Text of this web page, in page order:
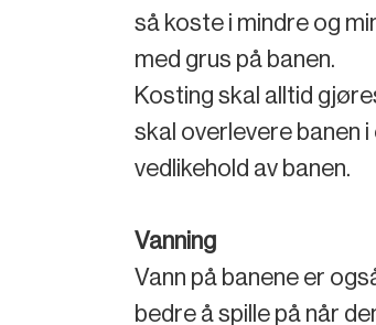
så koste i mindre og
med grus på banen.
Kosting skal alltid
skal overlevere banen
vedlikehold av banen.
Vanning
Vann på banene er
bedre å spille på når